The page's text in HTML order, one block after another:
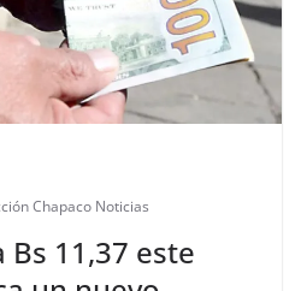
Chapaco Noticias
Bs 11,37 este